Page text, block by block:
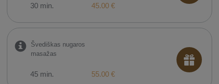
30 min. 45.00 €
Švediškas nugaros
masažas
45 min. 55.00 €